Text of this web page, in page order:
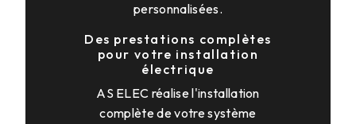
personnalisées.
Des prestations complètes
pour votre installation
électrique
AS ELEC réalise l'installation
complète de votre système